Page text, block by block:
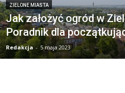
ZIELONE MIASTA
Jak założyć ogród w
Poradnik dla
Redakcja - 5 maja 2023